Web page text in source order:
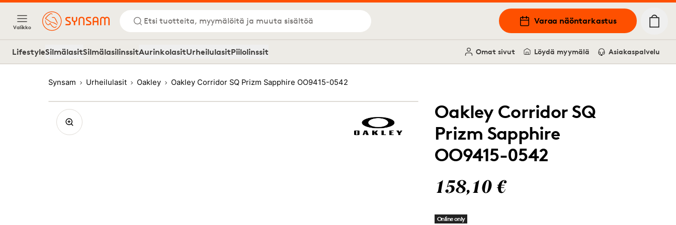
Valikko
Etsi tuotteita, myymälöitä ja muuta sisältöä Varaa näöntarkastus
LifestyleSilmälasitSilmälasilinssitAurinkolasitUrheilulasitPiilolinssit Omat sivut Löydä myymälä Asiakaspalvelu
Synsam Urheilulasit Oakley Oakley Corridor SQ Prizm Sapphire OO9415-0542
Oakley Corridor SQ
Prizm Sapphire
OO9415-0542
158,10 €
Online only